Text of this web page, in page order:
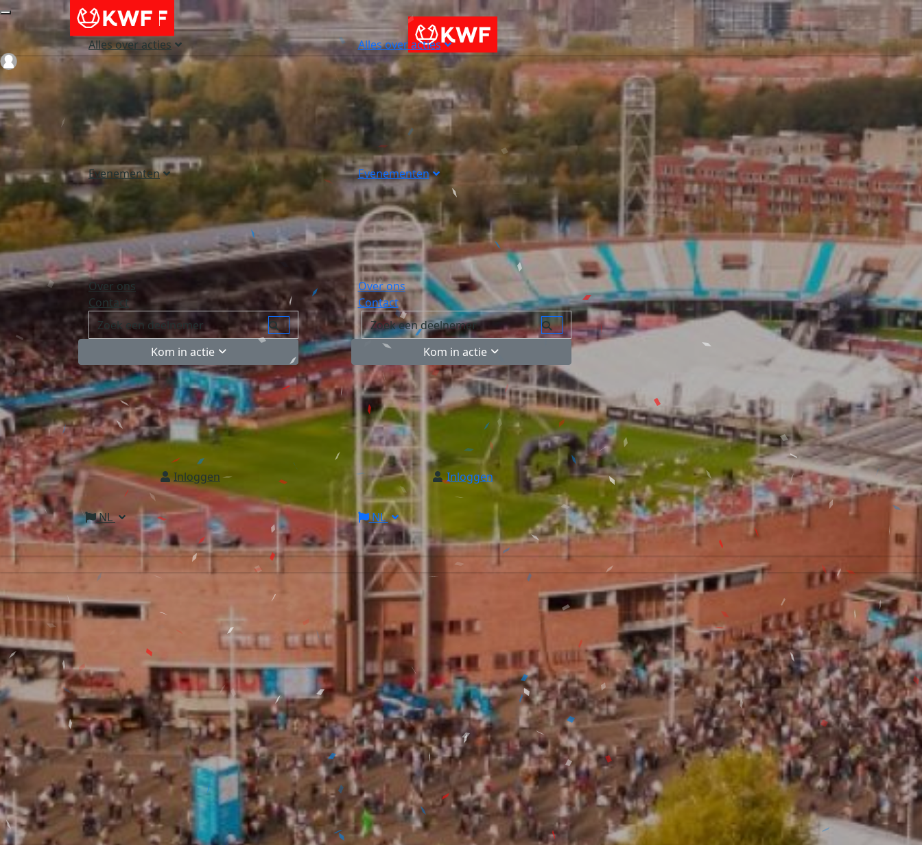
Alles over acties
Evenementen
Over ons
Contact
Kom in actie
Inloggen
NL
Alles over acties
Evenementen
Over ons
Contact
Kom in actie
Inloggen
NL
Login